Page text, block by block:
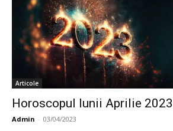
Articole
Horoscopul lunii Aprilie 2023
Admin - 03/04/2023